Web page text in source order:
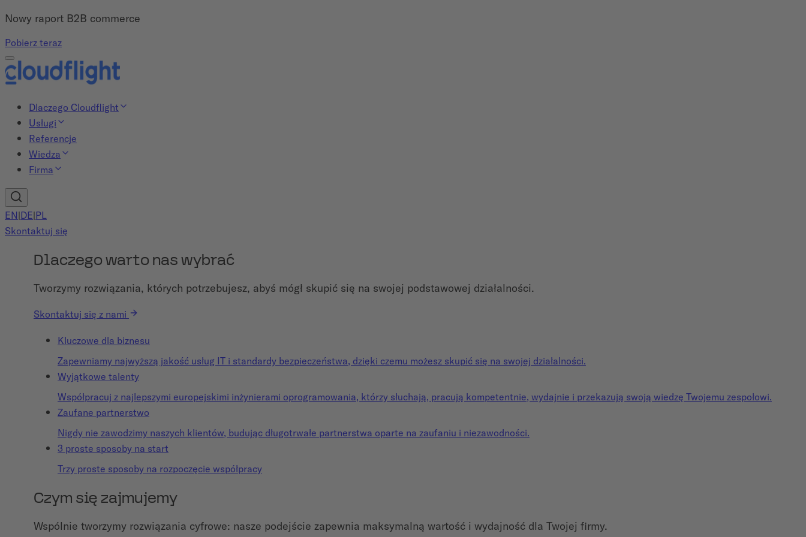
Nowy raport B2B commerce
Pobierz teraz
Dlaczego Cloudflight
Usługi
Referencje
Wiedza
Firma
EN|DE|PL
Skontaktuj się
Dlaczego warto nas wybrać
Tworzymy rozwiązania, których potrzebujesz, abyś mógł skupić się na swojej podstawowej działalności.
Skontaktuj się z nami
Kluczowe dla biznesu
Zapewniamy najwyższą jakość usług IT i standardy bezpieczeństwa, dzięki czemu możesz skupić się na swojej działalności.
Wyjątkowe talenty
Współpracuj z najlepszymi europejskimi inżynierami oprogramowania, którzy słuchają, pracują kompetentnie, wydajnie i przekazują swoją wiedzę Twojemu zespołowi.
Zaufane partnerstwo
Nigdy nie zawodzimy naszych klientów, budując długotrwałe partnerstwa oparte na zaufaniu i niezawodności.
3 proste sposoby na start
Trzy proste sposoby na rozpoczęcie współpracy
Czym się zajmujemy
Wspólnie tworzymy rozwiązania cyfrowe: nasze podejście zapewnia maksymalną wartość i wydajność dla Twojej firmy.